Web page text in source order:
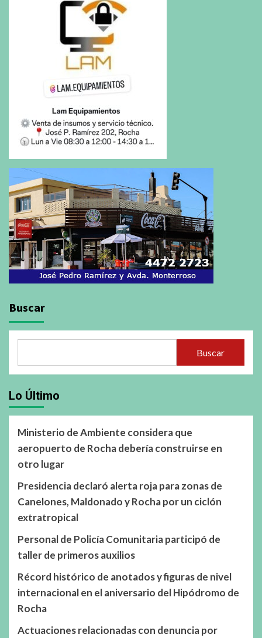
Buscar
Buscar
Lo Último
Ministerio de Ambiente considera que
aeropuerto de Rocha debería construirse en
otro lugar
Presidencia declaró alerta roja para zonas de
Canelones, Maldonado y Rocha por un ciclón
extratropical
Personal de Policía Comunitaria participó de
taller de primeros auxilios
Récord histórico de anotados y figuras de nivel
internacional en el aniversario del Hipódromo de
Rocha
Actuaciones relacionadas con denuncia por